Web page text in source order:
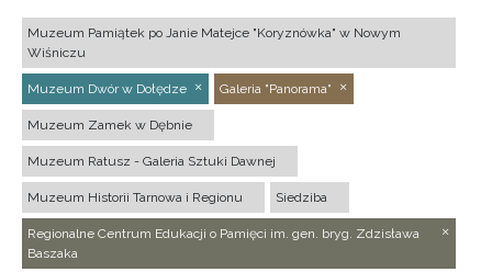
Muzeum Pamiątek po Janie Matejce "Koryznówka" w Nowym
Wiśniczu
Muzeum Dwór w Dołędze Galeria "Panorama"
Muzeum Zamek w Dębnie
Muzeum Ratusz - Galeria Sztuki Dawnej
Muzeum Historii Tarnowa i Regionu Siedziba
Regionalne Centrum Edukacji o Pamięci im. gen. bryg. Zdzisława
Baszaka